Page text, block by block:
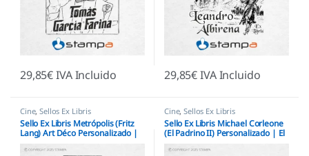
29,85€IVA Incluido 29,85€IVA Incluido
Cine,Sellos Ex Libris
Sello Ex Libris Metrópolis (Fritz
Lang) Art Déco Personalizado |
Cine,Sellos Ex Libris
Sello Ex Libris Michael Corleone
(El Padrino II) Personalizado | El